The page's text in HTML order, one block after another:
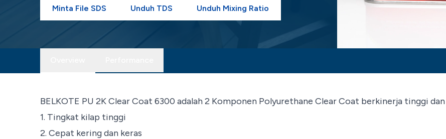
Minta File SDS Unduh TDS Unduh Mixing Ratio
BELKOTE PU 2K Clear Coat 6300 adalah 2 Komponen Polyurethane Clear Coat berkinerja tinggi
1. Tingkat kilap tinggi
2. Cepat kering dan keras